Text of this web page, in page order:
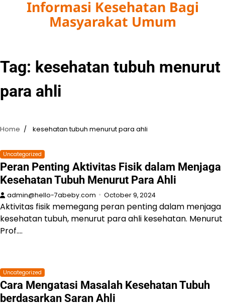
Informasi Kesehatan Bagi
Masyarakat Umum
Tag: kesehatan tubuh menurut
para ahli
Home kesehatan tubuh menurut para ahli
Uncategorized
Peran Penting Aktivitas Fisik dalam Menjaga
Kesehatan Tubuh Menurut Para Ahli
admin@hello-7abeby.com October 9, 2024
Aktivitas fisik memegang peran penting dalam menjaga
kesehatan tubuh, menurut para ahli kesehatan. Menurut
Prof.…
Uncategorized
Cara Mengatasi Masalah Kesehatan Tubuh
berdasarkan Saran Ahli